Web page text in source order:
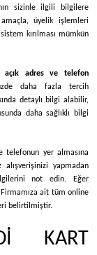
sizinle ilgili bilgilere
üyelik işlemleri
kırılması mümkün
açık adres ve telefon
daha fazla tercih
detaylı bilgi alabilir,
daha sağlıklı bilgi
telefonun yer almasına
alışverişinizi yapmadan
not edin. Eğer
ait tüm online
belirtilmiştir.
KART